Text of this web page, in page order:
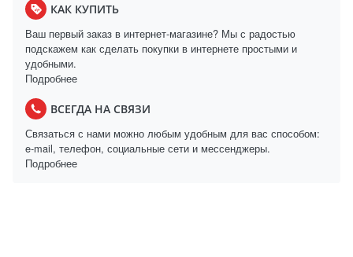
КАК КУПИТЬ
Ваш первый заказ в интернет-магазине? Мы с радостью
подскажем как сделать покупки в интернете простыми и
удобными.
Подробнее
ВСЕГДА НА СВЯЗИ
Связаться с нами можно любым удобным для вас способом:
e-mail, телефон, социальные сети и мессенджеры.
Подробнее